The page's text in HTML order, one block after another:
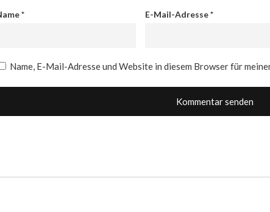
* E-Mail-Adresse*
Name, E-Mail-Adresse und Website in diesem Browser für